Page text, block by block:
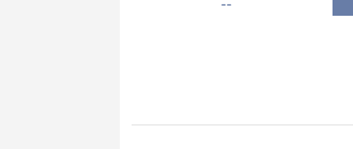
Frankfurt am Main
--